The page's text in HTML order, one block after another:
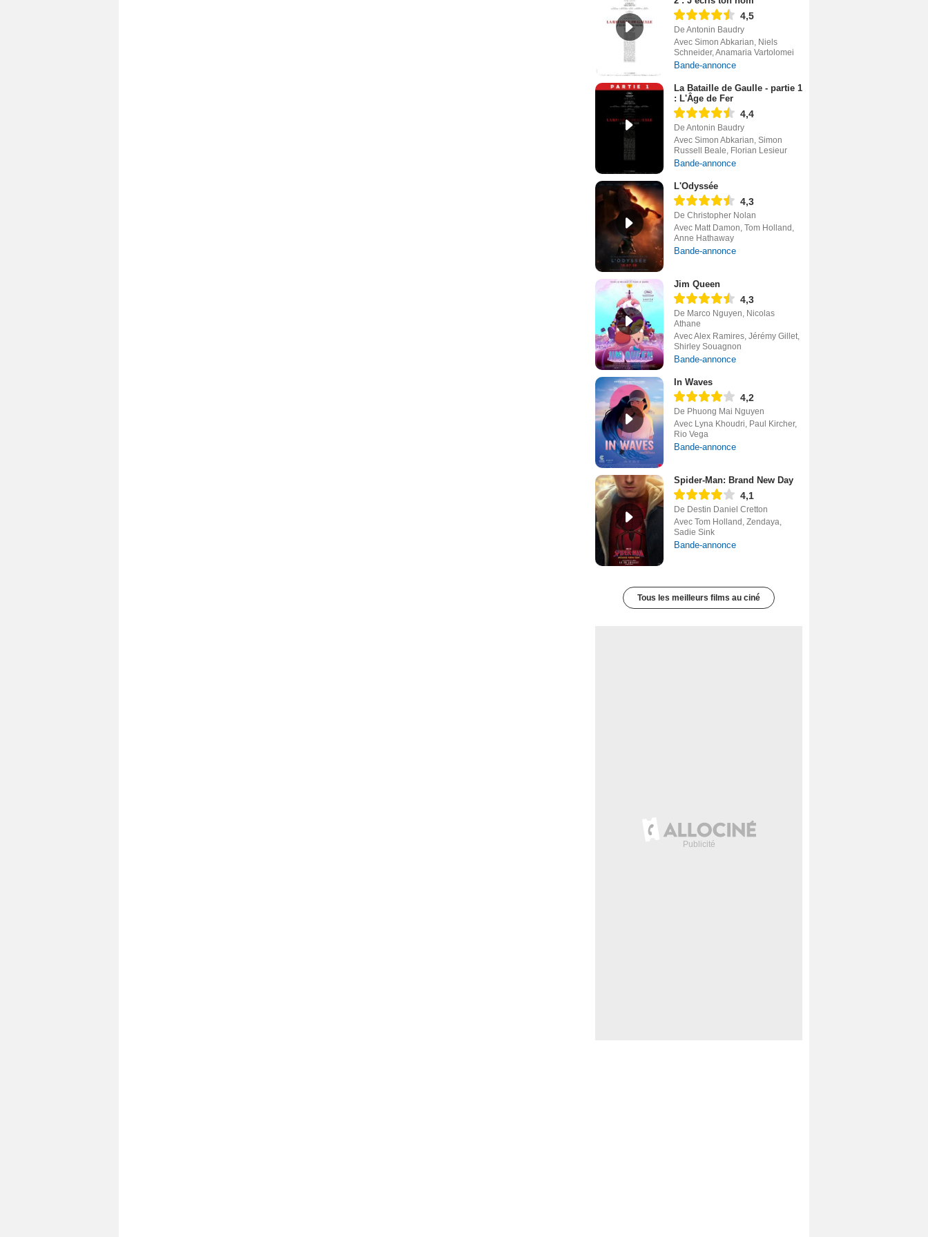
4,5
De Antonin Baudry
Avec Simon Abkarian, Niels
Schneider, Anamaria Vartolomei
Bande-annonce
La Bataille de Gaulle - partie 1
: L'Âge de Fer
4,4
De Antonin Baudry
Avec Simon Abkarian, Simon
Russell Beale, Florian Lesieur
Bande-annonce
L'Odyssée
4,3
De Christopher Nolan
Avec Matt Damon, Tom Holland,
Anne Hathaway
Bande-annonce
Jim Queen
4,3
De Marco Nguyen, Nicolas
Athane
Avec Alex Ramires, Jérémy Gillet,
Shirley Souagnon
Bande-annonce
In Waves
4,2
De Phuong Mai Nguyen
Avec Lyna Khoudri, Paul Kircher,
Rio Vega
Bande-annonce
Spider-Man: Brand New Day
4,1
De Destin Daniel Cretton
Avec Tom Holland, Zendaya,
Sadie Sink
Bande-annonce
Tous les meilleurs films au ciné